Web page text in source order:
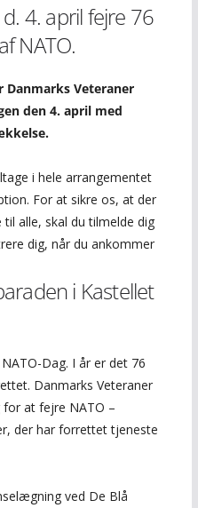
4. april fejre 76
NATO.
Danmarks Veteraner
den 4. april med
i hele arrangementet
For at sikre os, at der
alle, skal du tilmelde dig
dig, når du ankommer
i Kastellet
Dag. I år er det 76
Danmarks Veteraner
at fejre NATO –
der har forrettet tjeneste
ved De Blå